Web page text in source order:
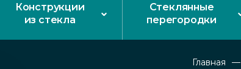
Конструкции
из стекла
Стеклянные
перегородки
Главная